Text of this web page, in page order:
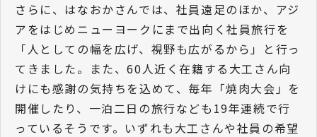
さらに、はなおかさんでは、社員遠足のほか、アジ
アをはじめニューヨークにまで出向く社員旅行を
「人としての幅を広げ、視野も広がるから」と行っ
てきました。また、60人近く在籍する大工さん向
けにも感謝の気持ちを込めて、毎年「焼肉大会」を
開催したり、一泊二日の旅行なども19年連続で行
っているそうです。いずれも大工さんや社員の希望